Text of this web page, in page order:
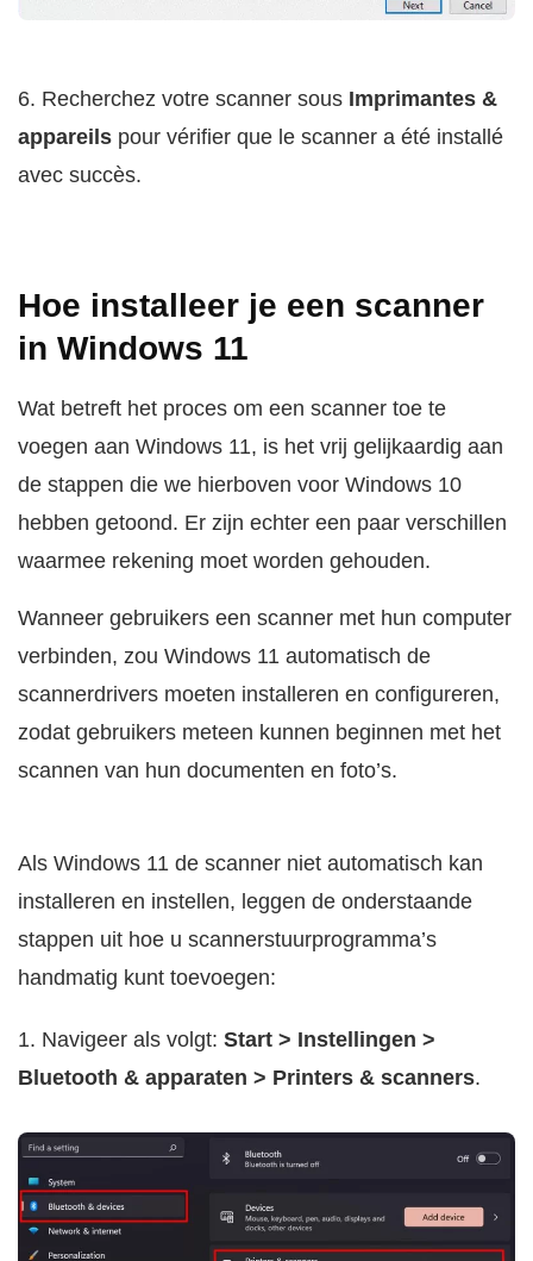
6. Recherchez votre scanner sous Imprimantes &
appareils pour vérifier que le scanner a été installé
avec succès.
Hoe installeer je een scanner
in Windows 11
Wat betreft het proces om een scanner toe te
voegen aan Windows 11, is het vrij gelijkaardig aan
de stappen die we hierboven voor Windows 10
hebben getoond. Er zijn echter een paar verschillen
waarmee rekening moet worden gehouden.
Wanneer gebruikers een scanner met hun computer
verbinden, zou Windows 11 automatisch de
scannerdrivers moeten installeren en configureren,
zodat gebruikers meteen kunnen beginnen met het
scannen van hun documenten en foto’s.
Als Windows 11 de scanner niet automatisch kan
installeren en instellen, leggen de onderstaande
stappen uit hoe u scannerstuurprogramma’s
handmatig kunt toevoegen:
1. Navigeer als volgt: Start > Instellingen >
Bluetooth & apparaten > Printers & scanners.